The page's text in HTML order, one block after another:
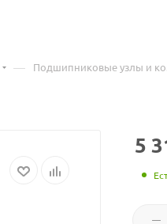
— Подшипниковые узлы и
5